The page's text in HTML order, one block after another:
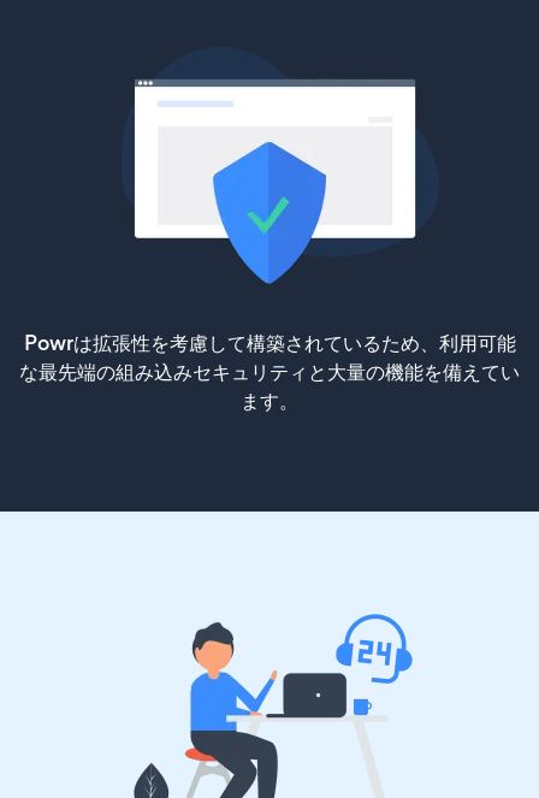
Powrは拡張性を考慮して構築されているため、利用可能
な最先端の組み込みセキュリティと大量の機能を備えてい
ます。